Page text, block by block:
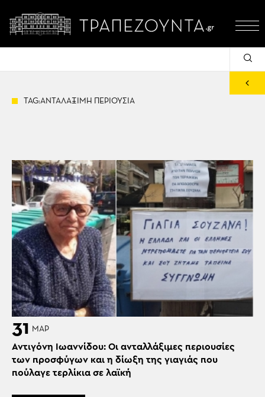
TAG:ΑΝΤΑΛΑΞΙΜΗ ΠΕΡΙΟΥΣΙΑ
31 ΜΑΡ
Αντιγόνη Ιωαννίδου: Οι ανταλλάξιμες περιουσίες
των προσφύγων και η δίωξη της γιαγιάς που
πούλαγε τερλίκια σε λαϊκή